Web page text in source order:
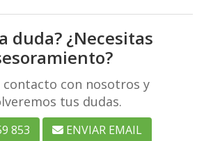
duda? ¿Necesitas
contacto con nosotros y
tus dudas.
853 ENVIAR EMAIL